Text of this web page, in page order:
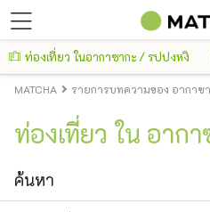
ท่องเที่ยว ในอากาซากะ / รปปงหงิ
MATCHA รายการบทความของ อากาซ
ท่องเที่ยว ใน อาก
ค้นหา